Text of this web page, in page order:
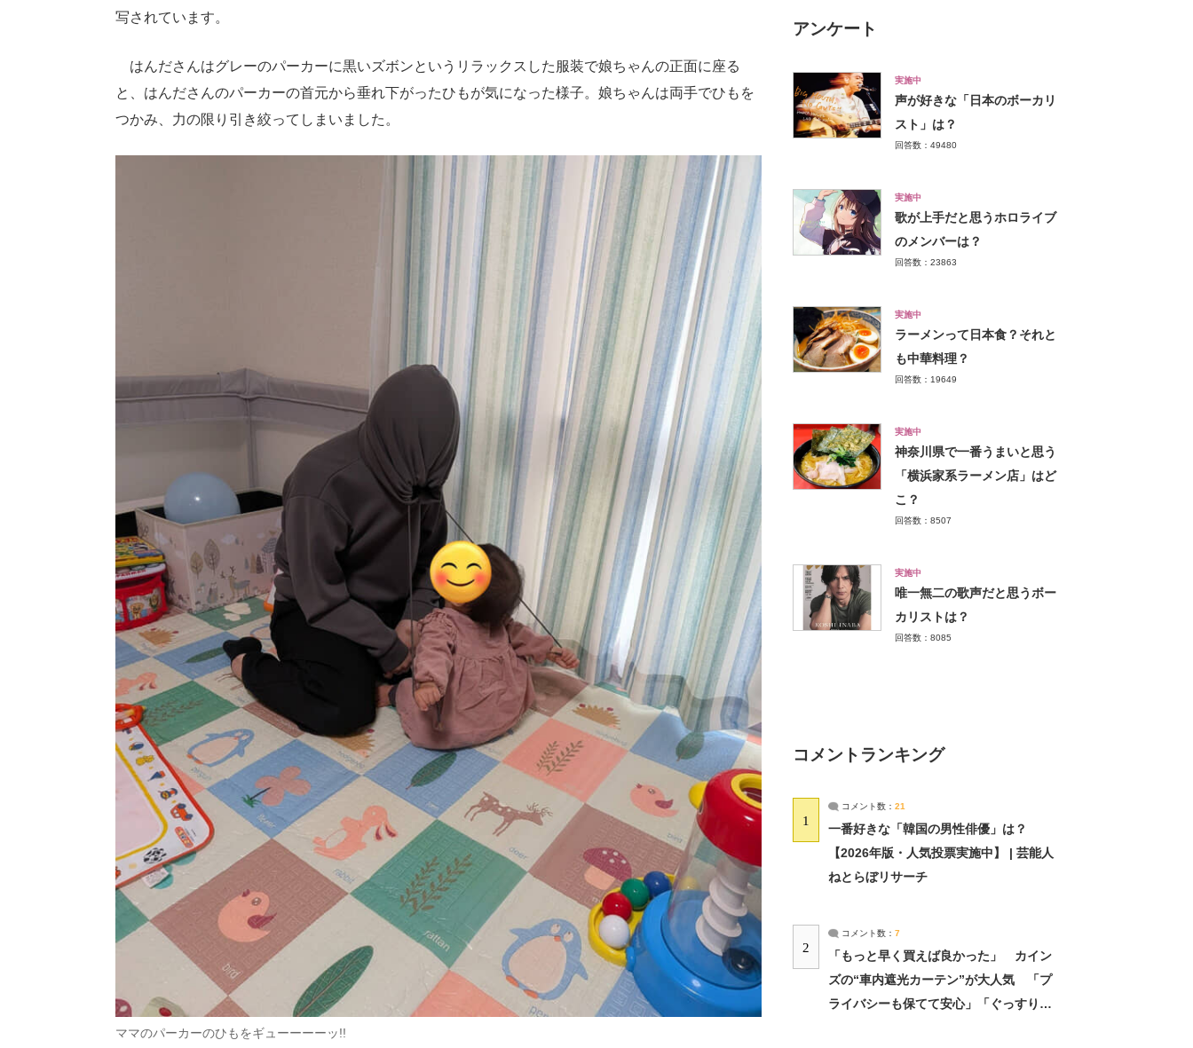
写されています。
はんださんはグレーのパーカーに黒いズボンというリラックスした服装で娘ちゃんの正面に座る
と、はんださんのパーカーの首元から垂れ下がったひもが気になった様子。娘ちゃんは両手でひもを
つかみ、力の限り引き絞ってしまいました。
ママのパーカーのひもをギューーーーッ!!
アンケート
実施中
声が好きな「日本のボーカリ
スト」は？
回答数：49480
実施中
歌が上手だと思うホロライブ
のメンバーは？
回答数：23863
実施中
ラーメンって日本食？それと
も中華料理？
回答数：19649
実施中
神奈川県で一番うまいと思う
「横浜家系ラーメン店」はど
こ？
回答数：8507
実施中
唯一無二の歌声だと思うボー
カリストは？
回答数：8085
コメントランキング
1
コメント数： 21
一番好きな「韓国の男性俳優」は？
【2026年版・人気投票実施中】 | 芸能人
ねとらぼリサーチ
2
コメント数： 7
「もっと早く買えば良かった」 カイン
ズの“車内遮光カーテン”が大人気 「プ
ライバシーも保てて安心」「ぐっすり眠